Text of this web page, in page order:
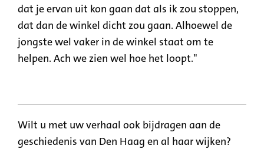
dat je ervan uit kon gaan dat als ik zou stoppen,
dat dan de winkel dicht zou gaan. Alhoewel de
jongste wel vaker in de winkel staat om te
helpen. Ach we zien wel hoe het loopt."
Wilt u met uw verhaal ook bijdragen aan de
geschiedenis van Den Haag en al haar wijken?